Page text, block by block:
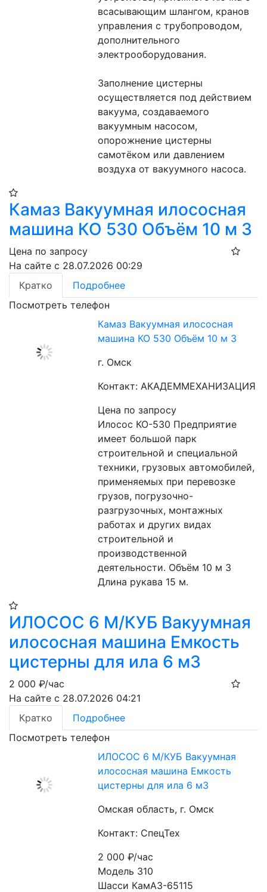
всасывающим шлангом, кранов
управления с трубопроводом,
дополнительного
электрооборудования.
Заполнение цистерны
осуществляется под действием
вакуума, создаваемого
вакуумным насосом,
опорожнение цистерны
самотёком или давлением
воздуха от вакуумного насоса.
Камаз Вакуумная илососная
машина КО 530 Объём 10 м 3
Цена по запросу
На сайте с 28.07.2026 00:29
Кратко
Подробнее
Посмотреть телефон
Камаз Вакуумная илососная
машина КО 530 Объём 10 м 3
г. Омск
Контакт: АКАДЕММЕХАНИЗАЦИЯ
Цена по запросу
Илосос КО-530 Предприятие
имеет большой парк
строительной и специальной
техники, грузовых автомобилей,
применяемых при перевозке
грузов, погрузочно-
разгрузочных, монтажных
работах и других видах
строительной и
производственной
деятельности. Объём 10 м 3
Длина рукава 15 м.
ИЛОСОС 6 М/КУБ Вакуумная
илососная машина Емкость
цистерны для ила 6 м3
2 000 ₽/час
На сайте с 28.07.2026 04:21
Кратко
Подробнее
Посмотреть телефон
ИЛОСОС 6 М/КУБ Вакуумная
илососная машина Емкость
цистерны для ила 6 м3
Омская область, г. Омск
Контакт: СпецТех
2 000₽/час
Модель 310
Шасси КамАЗ-65115